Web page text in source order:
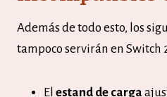
Además de todo esto, los
tampoco servirán en Switch
El estand de carga